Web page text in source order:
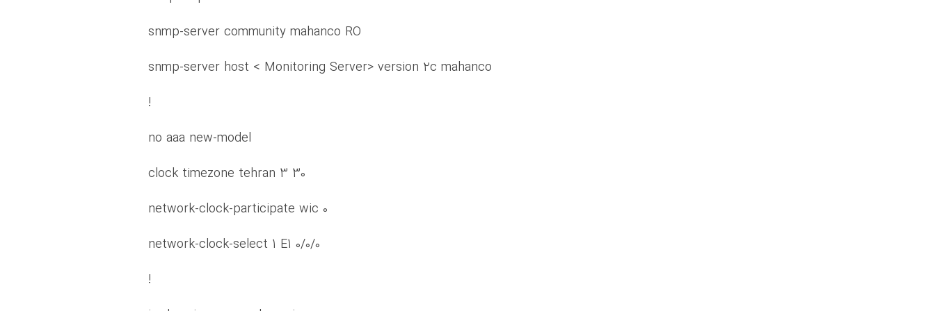
snmp-server community mahanco RO
snmp-server host < Monitoring Server> version 2c mahanco
!
no aaa new-model
clock timezone tehran 3 30
network-clock-participate wic 0
network-clock-select 1 E1 0/0/0
!